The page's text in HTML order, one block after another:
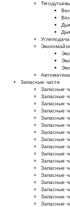
Запасные части
Запасные
Запасные
Запасные
Запасные
Запасные
Запасные
Запасные
Запасные
Запасные
Запасные
Запасные
Запасные
Запасные
Запасные
Запасные
Запасные
Запасные